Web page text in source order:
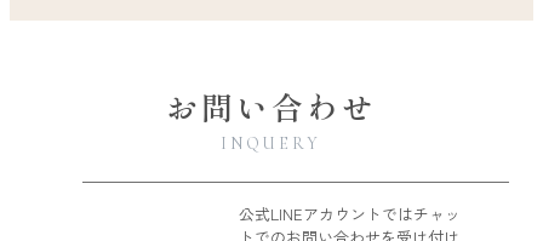
お問い合わせ
INQUERY
公式LINEアカウントではチャッ